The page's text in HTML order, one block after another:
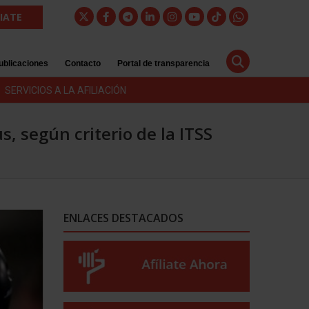
Contacto Portal de transparencia
SERVICIOS A LA AFILIACIÓN
según criterio de la ITSS
ENLACES DESTACADOS